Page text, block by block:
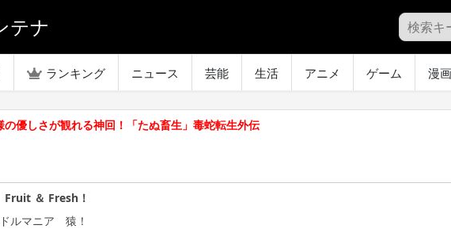
テナ
ランキング ニュース 芸能 生活 アニメ ゲーム 漫画
の優しさが観れる神回！「たぬ畜生」毒蛇転生外伝
＆ Fresh！
ルマニア 猿！